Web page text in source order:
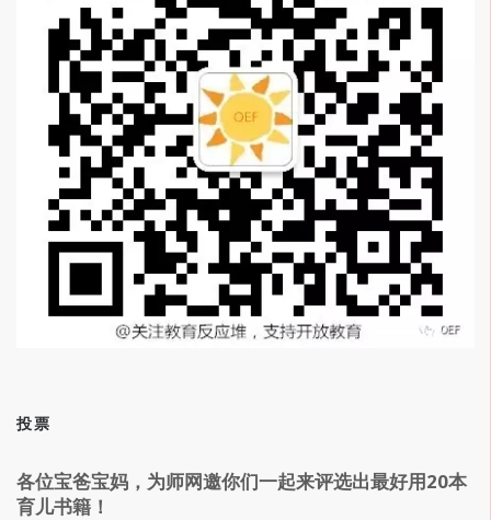
投票
各位宝爸宝妈，为师网邀你们一起来评选出最好用20本
育儿书籍！